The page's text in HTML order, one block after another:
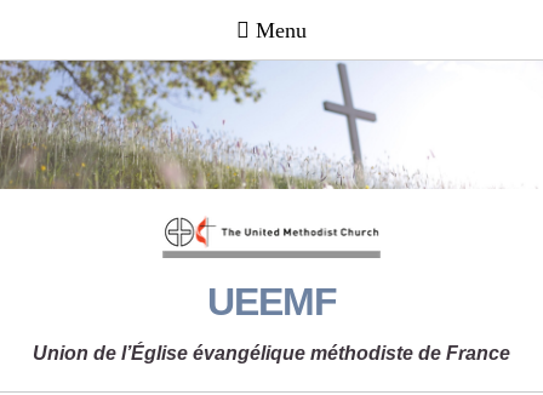
UEEMF
Union de l’Église évangélique méthodiste de France